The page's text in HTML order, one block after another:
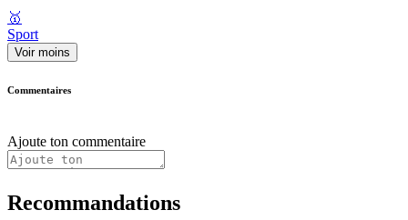
🥇
Sport
Voir moins
Commentaires
Ajoute ton commentaire
Recommandations